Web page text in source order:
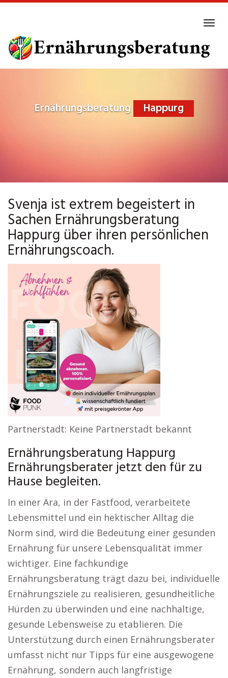
main
content
Ernährungsberatung Happurg
Svenja ist extrem begeistert in
Sachen Ernährungsberatung
Happurg über ihren persönlichen
Ernährungscoach.
Partnerstadt: Keine Partnerstadt bekannt
Ernährungsberatung Happurg
Ernährungsberater jetzt den für zu
Hause begleiten.
In einer Ära, in der Fastfood, verarbeitete
Lebensmittel und ein hektischer Alltag die
Norm sind, wird die Bedeutung einer gesunden
Ernährung für unsere Lebensqualität immer
wichtiger. Eine fachkundige
Ernährungsberatung trägt dazu bei, individuelle
Ernährungsziele zu realisieren, gesundheitliche
Hürden zu überwinden und eine nachhaltige,
gesunde Lebensweise zu etablieren. Die
Unterstützung durch einen Ernährungsberater
umfasst nicht nur Tipps für eine ausgewogene
Ernährung, sondern auch langfristige